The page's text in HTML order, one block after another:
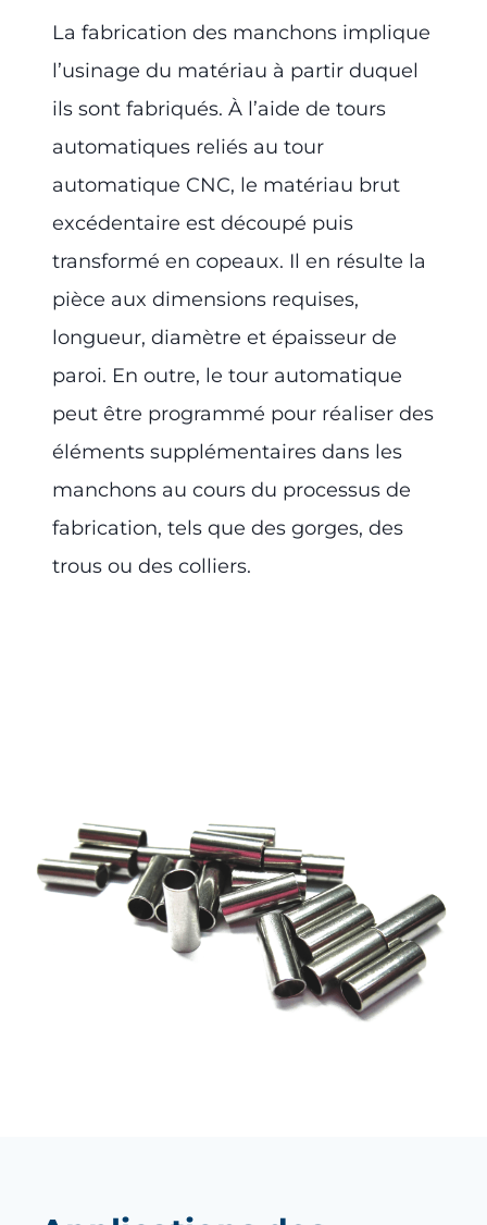
La fabrication des manchons implique
l’usinage du matériau à partir duquel
ils sont fabriqués. À l’aide de tours
automatiques reliés au tour
automatique CNC, le matériau brut
excédentaire est découpé puis
transformé en copeaux. Il en résulte la
pièce aux dimensions requises,
longueur, diamètre et épaisseur de
paroi. En outre, le tour automatique
peut être programmé pour réaliser des
éléments supplémentaires dans les
manchons au cours du processus de
fabrication, tels que des gorges, des
trous ou des colliers.